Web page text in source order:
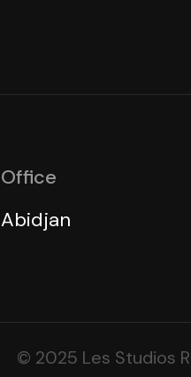
Office
Abidjan
© 2025 Les Studios